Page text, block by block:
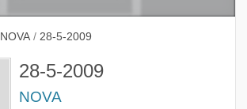
NOVA / 28-5-2009
28-5-2009
NOVA